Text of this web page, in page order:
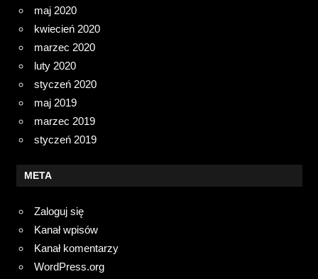
maj 2020
kwiecień 2020
marzec 2020
luty 2020
styczeń 2020
maj 2019
marzec 2019
styczeń 2019
META
Zaloguj się
Kanał wpisów
Kanał komentarzy
WordPress.org